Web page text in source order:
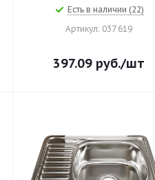
Есть в наличии (22)
Артикул: 037 619
397.09 руб./шт